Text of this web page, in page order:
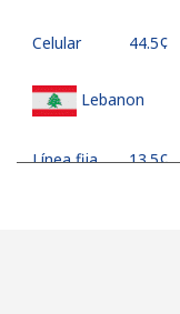
Celular ⁦44.5¢⁩
Lebanon
Línea fija ⁦13.5¢⁩